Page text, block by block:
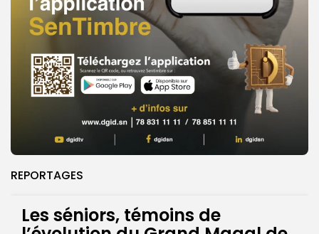
REPORTAGES
Les séniors, témoins de